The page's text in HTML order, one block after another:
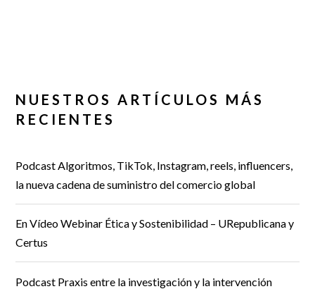
NUESTROS ARTÍCULOS MÁS
RECIENTES
Podcast Algoritmos, TikTok, Instagram, reels, influencers,
la nueva cadena de suministro del comercio global
En Vídeo Webinar Ética y Sostenibilidad – URepublicana y
Certus
Podcast Praxis entre la investigación y la intervención